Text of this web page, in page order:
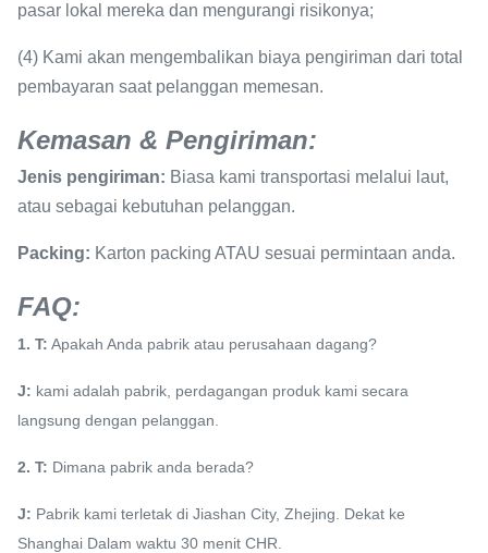
pasar lokal mereka dan mengurangi risikonya;
(4) Kami akan mengembalikan biaya pengiriman dari total
pembayaran saat pelanggan memesan.
Kemasan & Pengiriman:
Jenis pengiriman: Biasa kami transportasi melalui laut,
atau sebagai kebutuhan pelanggan.
Packing: Karton packing ATAU sesuai permintaan anda.
FAQ:
1. T: Apakah Anda pabrik atau perusahaan dagang?
J: kami adalah pabrik, perdagangan produk kami secara
langsung dengan pelanggan.
2. T: Dimana pabrik anda berada?
J: Pabrik kami terletak di Jiashan City, Zhejing.
Dekat ke
Shanghai Dalam waktu 30 menit CHR.